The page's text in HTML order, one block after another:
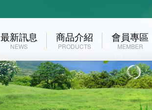
最新訊息
NEWS
商品介紹
PRODUCTS
會員專區
MEMBER